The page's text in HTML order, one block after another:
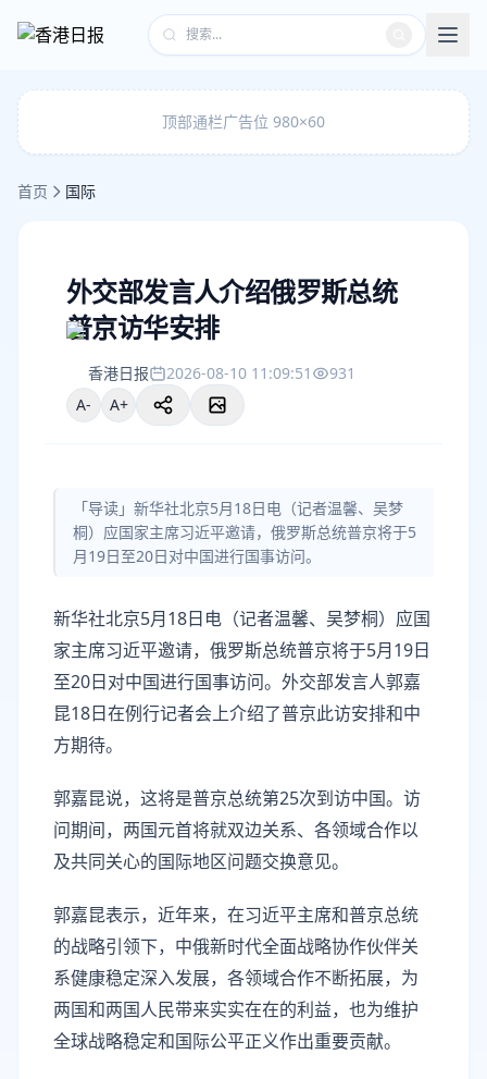
顶部通栏广告位 980×60
首页 国际
外交部发言人介绍俄罗斯总统
普京访华安排
香港日报 2026-08-10 11:09:51
931
A-
A+
「导读」新华社北京5月18日电（记者温馨、吴梦
桐）应国家主席习近平邀请，俄罗斯总统普京将于5
月19日至20日对中国进行国事访问。
新华社北京5月18日电（记者温馨、吴梦桐）应国
家主席习近平邀请，俄罗斯总统普京将于5月19日
至20日对中国进行国事访问。外交部发言人郭嘉
昆18日在例行记者会上介绍了普京此访安排和中
方期待。
郭嘉昆说，这将是普京总统第25次到访中国。访
问期间，两国元首将就双边关系、各领域合作以
及共同关心的国际地区问题交换意见。
郭嘉昆表示，近年来，在习近平主席和普京总统
的战略引领下，中俄新时代全面战略协作伙伴关
系健康稳定深入发展，各领域合作不断拓展，为
两国和两国人民带来实实在在的利益，也为维护
全球战略稳定和国际公平正义作出重要贡献。